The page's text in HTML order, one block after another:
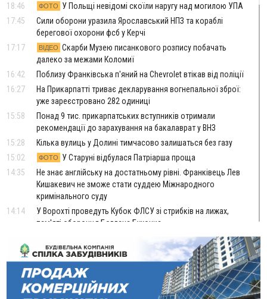
18:46 ФОТО
У Польщі невідомі скоїли наругу над могилою УПА
17:45
Сили оборони уразила Ярославський НПЗ та кораблі
берегової охорони фсб у Керчі
17:17
ВІДЕО Скарби Музею писанкового розпису побачать
далеко за межами Коломиї
16:42
Поблизу Франківська п'яний на Chevrolet втікав від поліції
16:27
На Прикарпатті триває декларування вогнепальної зброї:
уже зареєстровано 282 одиниці
15:58
Понад 9 тис. прикарпатських вступників отримали
рекомендації до зарахування на бакалаврат у ВНЗ
15:28
Кілька вулиць у Долині тимчасово залишаться без газу
15:02
ФОТО
У Старуні відбулася Патріарша проща
14:35
Не знає англійську на достатньому рівні. Франківець Лев
Кишакевич не зможе стати суддею Міжнародного
кримінального суду
14:14
У Ворохті проведуть Кубок ФЛСУ зі стрибків на лижах,
пам'яті оборонця Богдана Бухонка
На Калущині розшукали чоловіка, який три дні
блукав у лісі
13:14
Боднар розповів про реакцію влади Польщі на атаки на
українців та про зміни після 23 серпня
12:31
ВІДЕО "Едельвейси" щемливо привітали рідну Коломию з